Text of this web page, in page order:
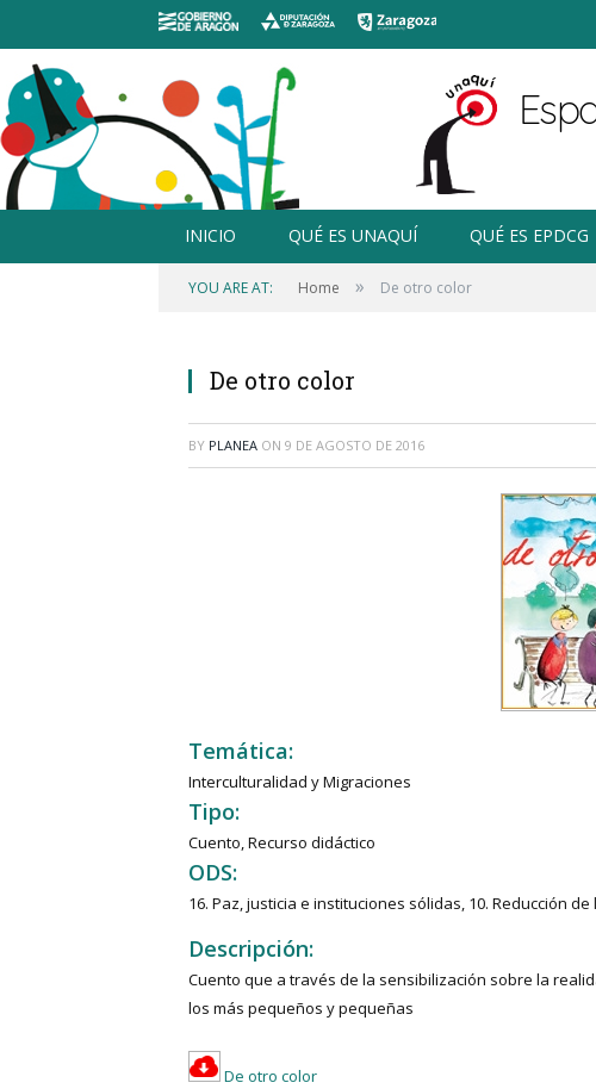
INICIO QUÉ ES UNAQUÍ QUÉ ES EPDCG
YOU ARE AT: Home » De otro color
De otro color
BY PLANEA ON 9 DE AGOSTO DE 2016
Temática:
Interculturalidad y Migraciones
Tipo:
Cuento, Recurso didáctico
ODS:
16. Paz, justicia e instituciones sólidas, 10. Reducción
Descripción:
Cuento que a través de la sensibilización sobre la
los más pequeños y pequeñas
De otro color